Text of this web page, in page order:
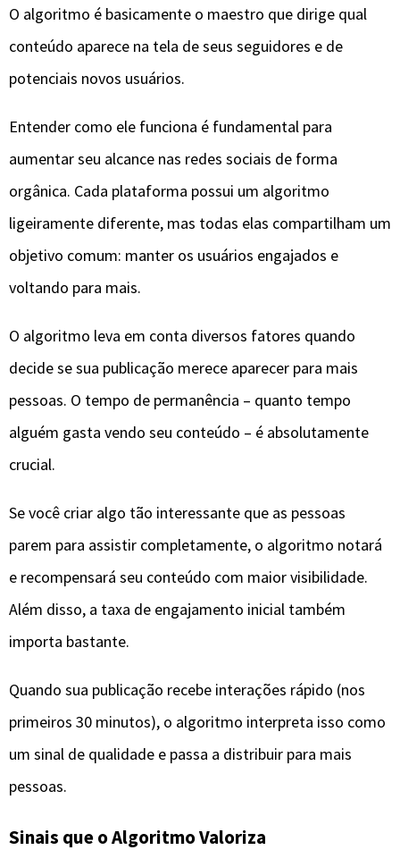
O algoritmo é basicamente o maestro que dirige qual
conteúdo aparece na tela de seus seguidores e de
potenciais novos usuários.
Entender como ele funciona é fundamental para
aumentar seu alcance nas redes sociais de forma
orgânica. Cada plataforma possui um algoritmo
ligeiramente diferente, mas todas elas compartilham um
objetivo comum: manter os usuários engajados e
voltando para mais.
O algoritmo leva em conta diversos fatores quando
decide se sua publicação merece aparecer para mais
pessoas. O tempo de permanência – quanto tempo
alguém gasta vendo seu conteúdo – é absolutamente
crucial.
Se você criar algo tão interessante que as pessoas
parem para assistir completamente, o algoritmo notará
e recompensará seu conteúdo com maior visibilidade.
Além disso, a taxa de engajamento inicial também
importa bastante.
Quando sua publicação recebe interações rápido (nos
primeiros 30 minutos), o algoritmo interpreta isso como
um sinal de qualidade e passa a distribuir para mais
pessoas.
Sinais que o Algoritmo Valoriza